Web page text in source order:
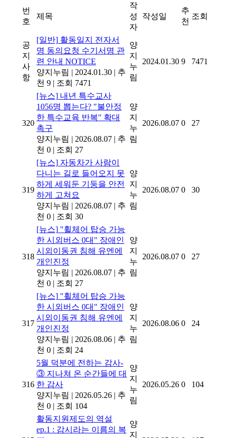
번
호
제목
작
성
자
작성일
추
천
조회
공
지
사
항
[일반] 활동일지 전자서
명 동의요청 수기서명 관
련 안내 NOTICE
양지누림 | 2024.01.30 | 추
천 9 | 조회 7471
양
지
누
림
2024.01.30 9 7471
320
[뉴스] 내년 특수교사
1056명 뽑는다? "불안정
한 특수교육 반복" 확대
촉구
양지누림 | 2026.08.07 | 추
천 0 | 조회 27
양
지
누
림
2026.08.07 0 27
319
[뉴스] 자동차가 사람이
다니는 길로 들어오지 못
하게 세워둔 기둥을 안전
하게 고쳐요
양지누림 | 2026.08.07 | 추
천 0 | 조회 30
양
지
누
림
2026.08.07 0 30
318
[뉴스] "휠체어 탑승 가능
한 시외버스 0대" 장애인
시외이동권 침해 유엔에
개인진정
양지누림 | 2026.08.07 | 추
천 0 | 조회 27
양
지
누
림
2026.08.07 0 27
317
[뉴스] "휠체어 탑승 가능
한 시외버스 0대" 장애인
시외이동권 침해 유엔에
개인진정
양지누림 | 2026.08.06 | 추
천 0 | 조회 24
양
지
누
림
2026.08.06 0 24
316
5월 덕분에 전하는 감사-
③ 지나쳐 온 순간들에 대
한 감사
양지누림 | 2026.05.26 | 추
천 0 | 조회 104
양
지
누
림
2026.05.26 0 104
활동지원제도의 역설
ep.1 : 감시라는 이름의 복
양
지